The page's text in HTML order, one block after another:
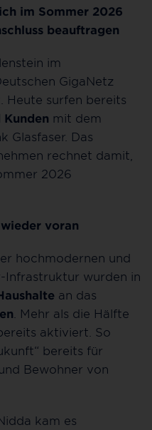
im Sommer 2026
beauftragen
im
GigaNetz
Heute surfen bereits
mit dem
Glasfaser. Das
rechnet damit,
2026
voran
hochmodernen und
Infrastruktur wurden in
an das
. Mehr als die Hälfte
aktiviert. So
bereits für
Bewohner von
kam es